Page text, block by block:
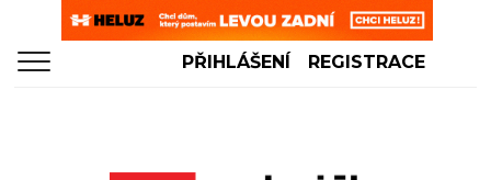
PŘIHLÁŠENÍ REGISTRACE